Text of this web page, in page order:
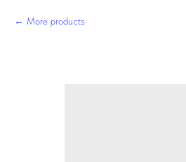
More products